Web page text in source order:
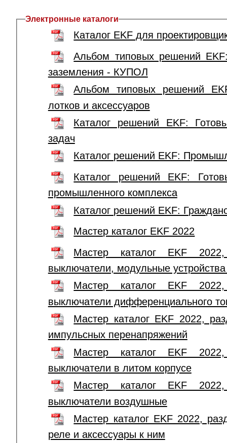
Электронные каталоги
Каталог EKF для
Альбом типовых решений
заземления - КУПОЛ
Альбом типовых решений
лотков и аксессуаров
Каталог решений EKF:
задач
Каталог решений EKF:
Каталог решений EKF:
промышленного комплекса
Каталог решений EKF:
Мастер каталог EKF 2022
Мастер каталог EKF 2022,
выключатели, модульные
Мастер каталог EKF 2022,
выключатели дифференциального
Мастер каталог EKF 2022,
импульсных перенапряжений
Мастер каталог EKF 2022,
выключатели в литом корпусе
Мастер каталог EKF 2022,
выключатели воздушные
Мастер каталог EKF 2022,
реле и аксессуары к ним